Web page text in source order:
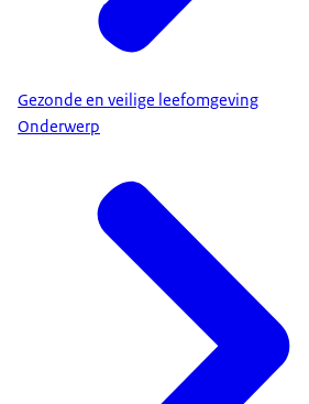
Gezonde en veilige leefomgeving
Onderwerp